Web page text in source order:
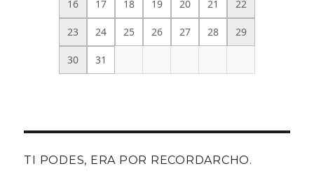
16 17 18 19 20 21 22
23 24 25 26 27 28 29
30 31
TI PODES, ERA POR RECORDARCHO.